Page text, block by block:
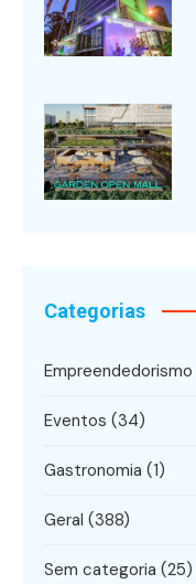
Categorias
Empreendedorismo
Eventos (34)
Gastronomia (1)
Geral (388)
Sem categoria (25)